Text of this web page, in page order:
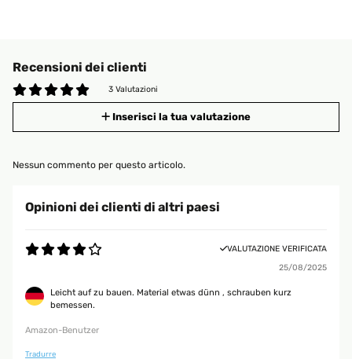
Recensioni dei clienti
3 Valutazioni
Inserisci la tua valutazione
Nessun commento per questo articolo.
Opinioni dei clienti di altri paesi
VALUTAZIONE VERIFICATA
25/08/2025
Leicht auf zu bauen. Material etwas dünn , schrauben kurz
bemessen.
Amazon-Benutzer
Tradurre